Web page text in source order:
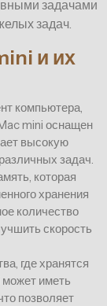
задачами
задач.
и их
компьютера,
mini оснащен
высокую
задач.
которая
хранения
количество
скорость
где хранятся
иметь
позволяет